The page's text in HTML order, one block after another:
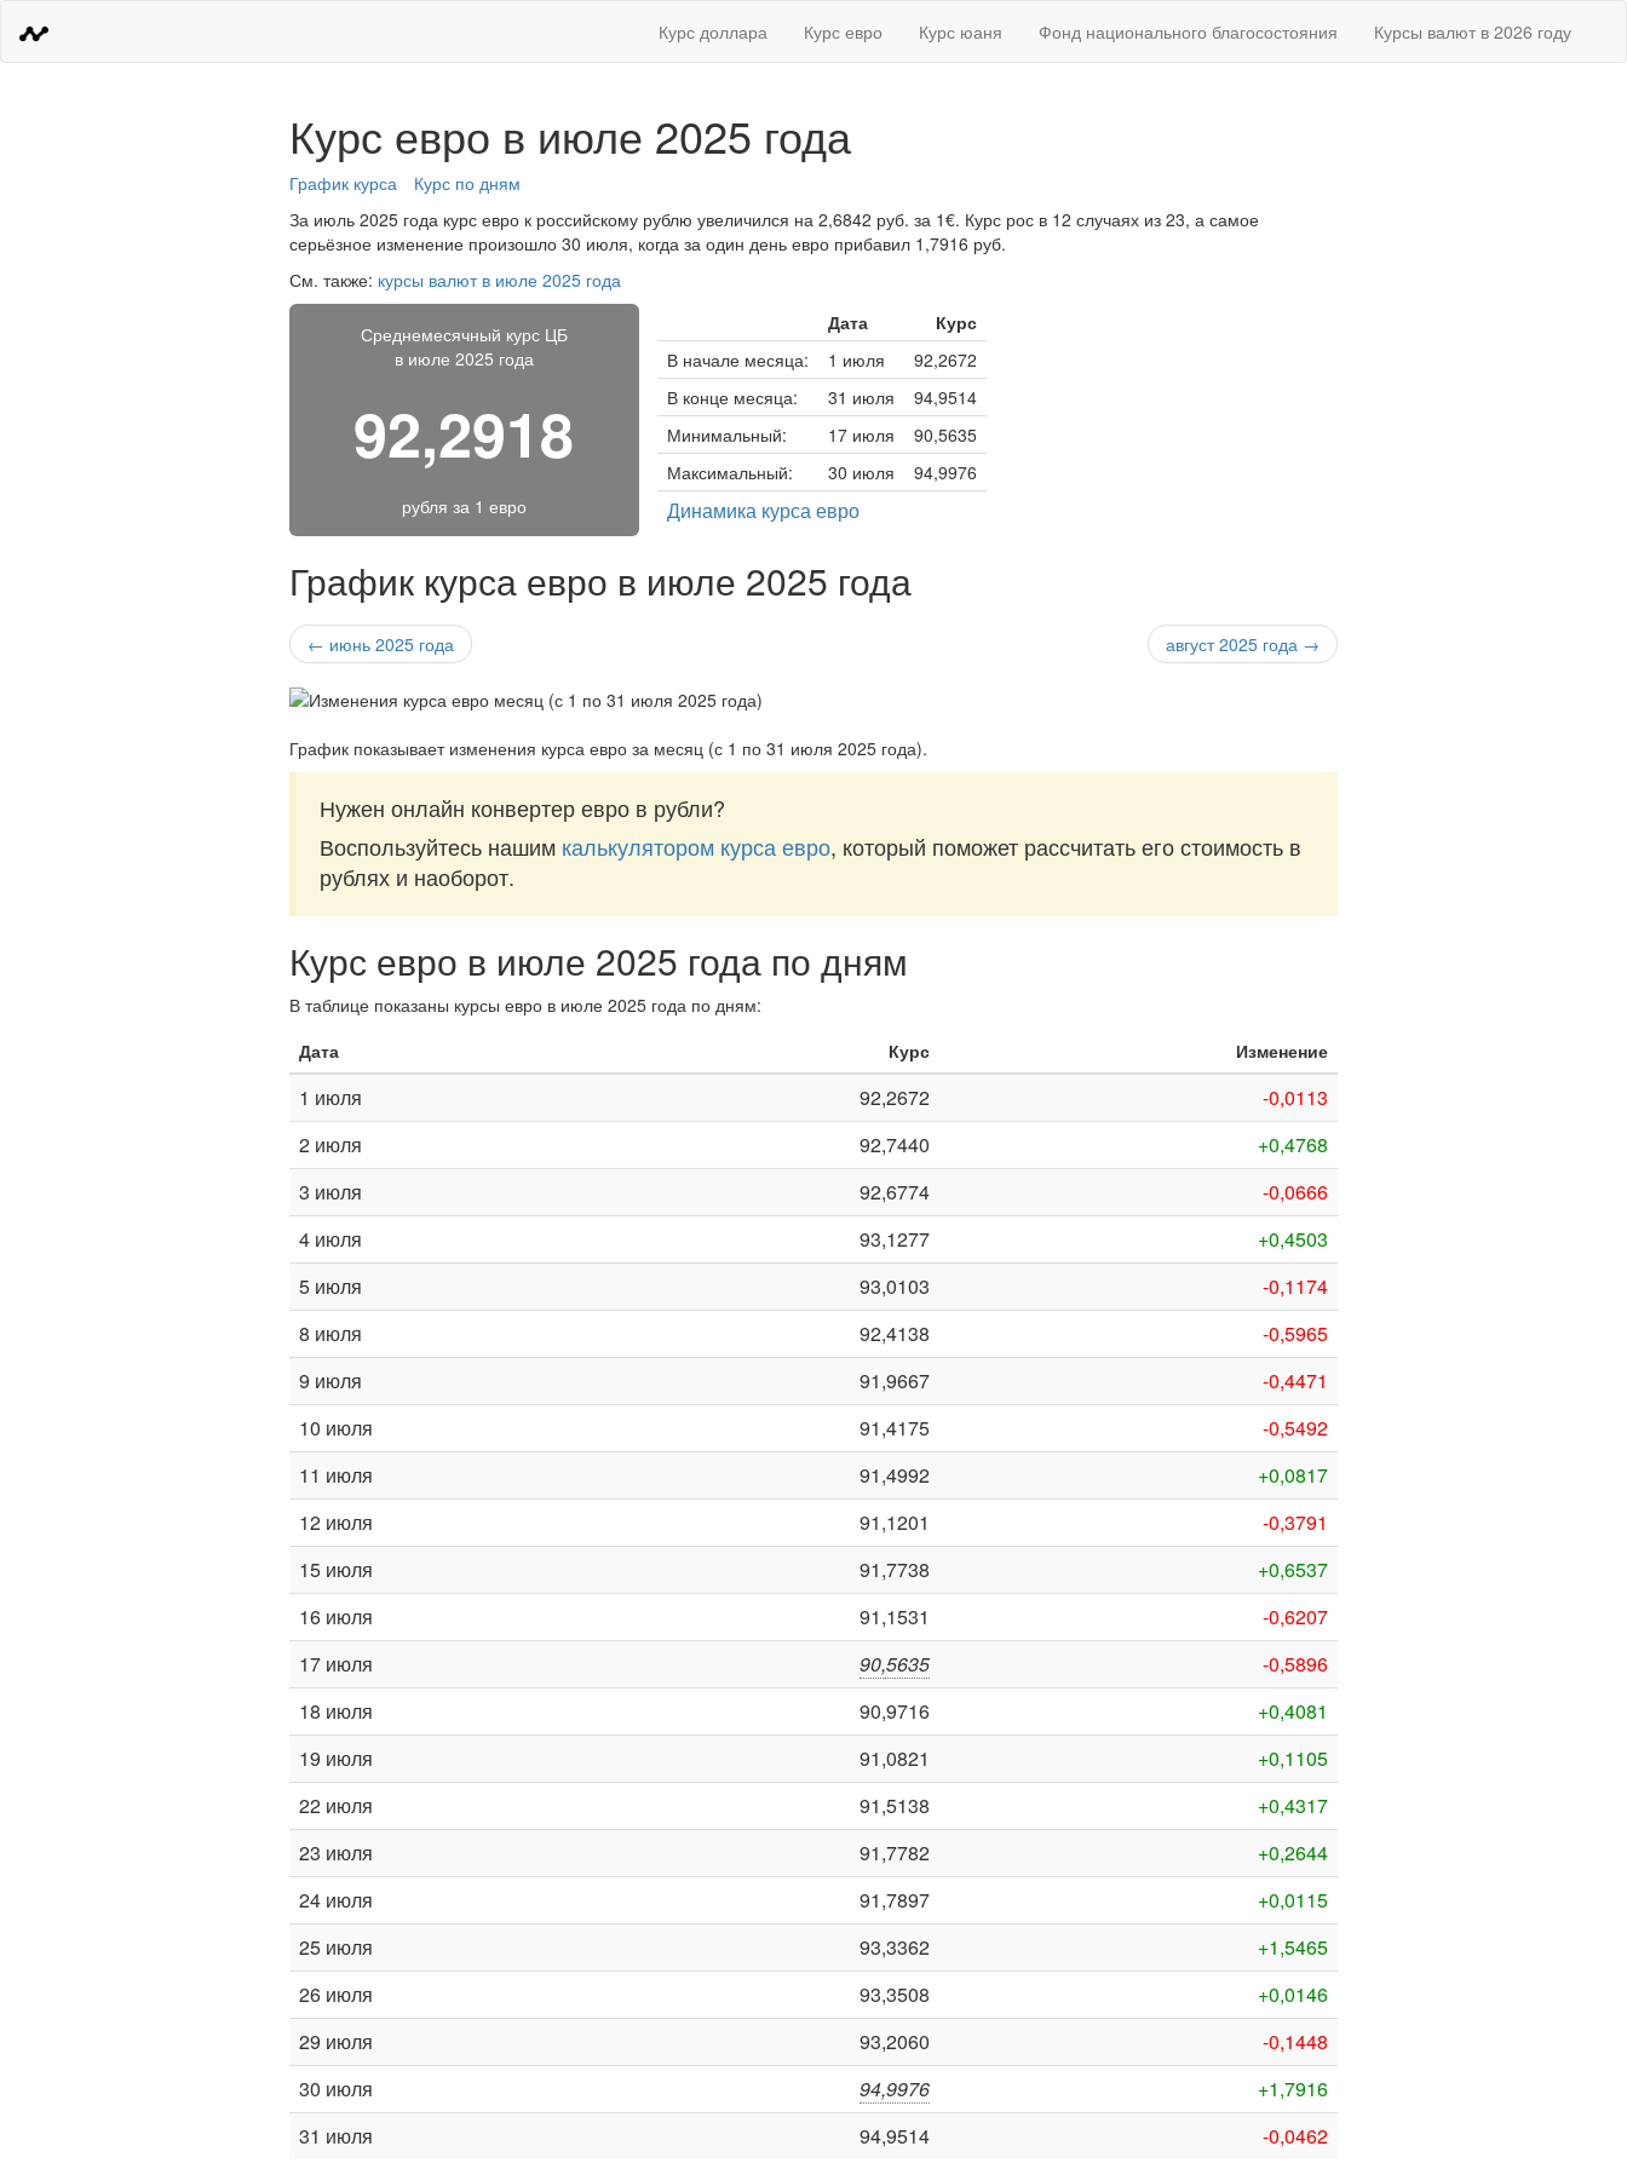
Курс доллара Курс евро Курс юаня Фонд национального благосостояния Курсы валют в 2026 году
Курс евро в июле 2025 года
График курса
Курс по дням
За июль 2025 года курс евро к российскому рублю увеличился на 2,6842 руб. за 1€. Курс рос в 12 случаях из 23, а самое
серьёзное изменение произошло 30 июля, когда за один день евро прибавил 1,7916 руб.
См. также: курсы валют в июле 2025 года
Среднемесячный курс ЦБ
в июле 2025 года
92,2918
рубля за 1 евро
Дата
Курс
В начале месяца:
1 июля
92,2672
В конце месяца:
31 июля
94,9514
Минимальный:
17 июля
90,5635
Максимальный:
30 июля 94,9976
Динамика курса евро
График курса евро в июле 2025 года
← июнь 2025 года август 2025 года →
График показывает изменения курса евро за месяц (с 1 по 31 июля 2025 года).
Нужен онлайн конвертер евро в рубли?
Воспользуйтесь нашим калькулятором курса евро, который поможет рассчитать его стоимость в
рублях и наоборот.
Курс евро в июле 2025 года по дням
В таблице показаны курсы евро в июле 2025 года по дням:
Дата
Курс Изменение
1 июля 92,2672
-0,0113
2 июля
92,7440
+0,4768
3 июля
92,6774
-0,0666
4 июля
93,1277
+0,4503
5 июля
93,0103
-0,1174
8 июля
92,4138
-0,5965
9 июля
91,9667
-0,4471
10 июля
91,4175
-0,5492
11 июля
91,4992
+0,0817
12 июля
91,1201
-0,3791
15 июля
91,7738
+0,6537
16 июля
91,1531
-0,6207
17 июля
90,5635
-0,5896
18 июля
90,9716
+0,4081
19 июля
91,0821
+0,1105
22 июля
91,5138
+0,4317
23 июля
91,7782
+0,2644
24 июля
91,7897
+0,0115
25 июля
93,3362
+1,5465
26 июля
93,3508
+0,0146
29 июля
93,2060
-0,1448
30 июля
94,9976
+1,7916
31 июля
94,9514 -0,0462